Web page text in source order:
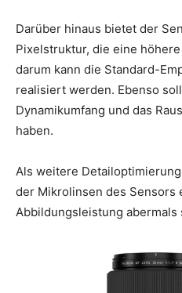
Darüber hinaus bietet der
Pixelstruktur, die eine
darum kann die Standard-
realisiert werden. Ebenso
Dynamikumfang und das
haben.
Als weitere
der Mikrolinsen des Sensors
Abbildungsleistung abermals